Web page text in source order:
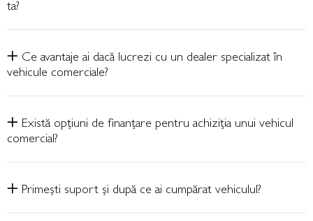
ta?
Ce avantaje ai dacă lucrezi cu un dealer specializat în
vehicule comerciale?
Există opțiuni de finanțare pentru achiziția unui vehicul
comercial?
Primești suport și după ce ai cumpărat vehiculul?